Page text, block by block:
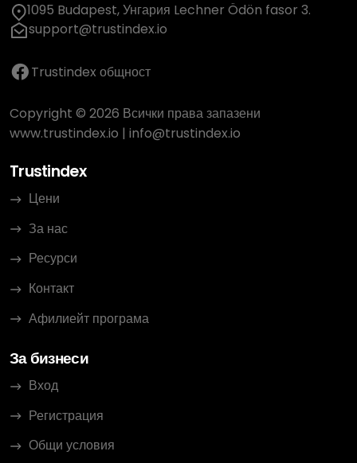
1095 Budapest, Унгария Lechner Ödön fasor 3.
support@trustindex.io
Trustindex общност
Copyright © 2026 Всички права запазени
www.trustindex.io | info@trustindex.io
Trustindex
Цени
За нас
Ресурси
Контакт
Афилиейт програма
За бизнеси
Вход
Регистрация
Общи условия